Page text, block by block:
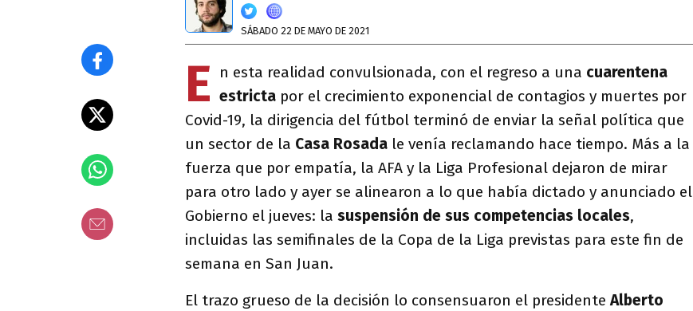
SÁBADO 22 DE MAYO DE 2021
E n esta realidad convulsionada, con el regreso a una cuarentena
estricta por el crecimiento exponencial de contagios y muertes por
Covid-19, la dirigencia del fútbol terminó de enviar la señal política que
un sector de la Casa Rosada le venía reclamando hace tiempo. Más a la
fuerza que por empatía, la AFA y la Liga Profesional dejaron de mirar
para otro lado y ayer se alinearon a lo que había dictado y anunciado el
Gobierno el jueves: la suspensión de sus competencias locales,
incluidas las semifinales de la Copa de la Liga previstas para este fin de
semana en San Juan.
El trazo grueso de la decisión lo consensuaron el presidente Alberto